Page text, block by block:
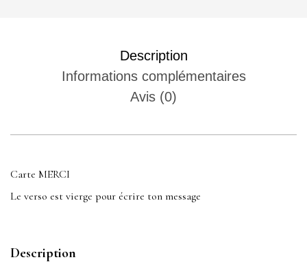
Description
Informations complémentaires
Avis (0)
Carte MERCI
Le verso est vierge pour écrire ton message
Description